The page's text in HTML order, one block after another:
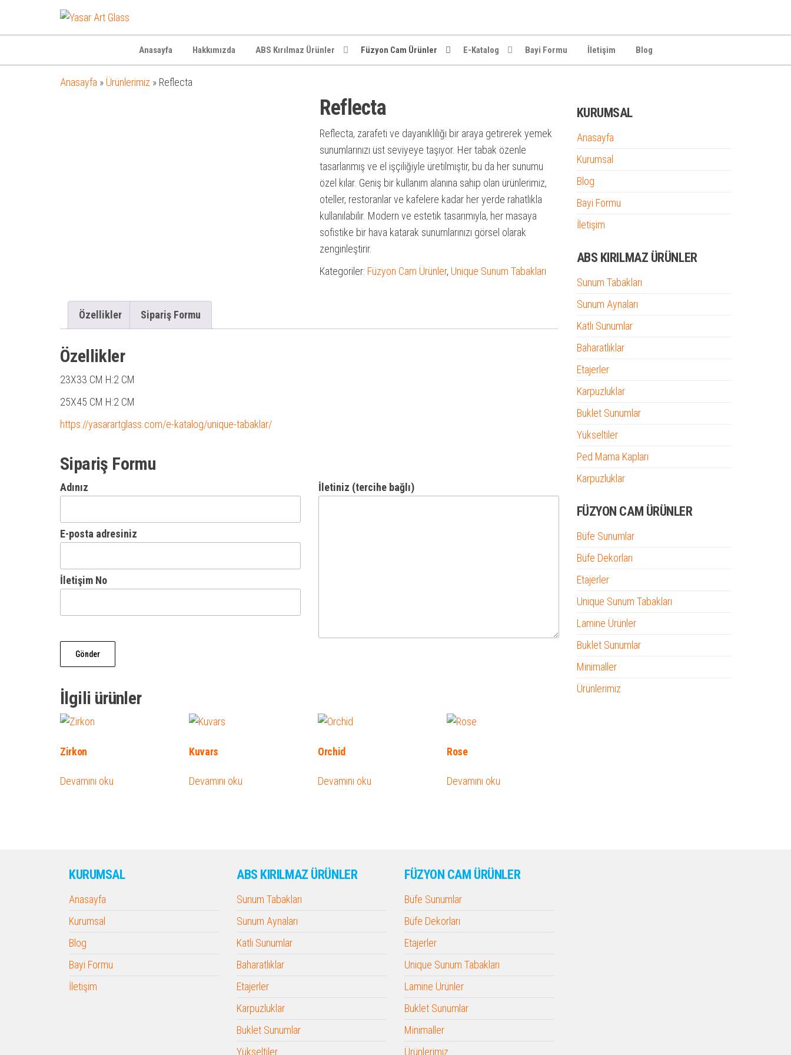
Art
Glass
Anasayfa Hakkımızda ABS Kırılmaz Ürünler Füzyon Cam Ürünler E-Katalog Bayi Formu İletişim Blog
Anasayfa » Ürünlerimiz » Reflecta
Reflecta
Reflecta, zarafeti ve dayanıklılığı bir araya getirerek yemek
sunumlarınızı üst seviyeye taşıyor. Her tabak özenle
tasarlanmış ve el işçiliğiyle üretilmiştir, bu da her sunumu
özel kılar. Geniş bir kullanım alanına sahip olan ürünlerimiz,
oteller, restoranlar ve kafelere kadar her yerde rahatlıkla
kullanılabilir. Modern ve estetik tasarımıyla, her masaya
sofistike bir hava katarak sunumlarınızı görsel olarak
zenginleştirir.
Kategoriler: Füzyon Cam Ürünler, Unique Sunum Tabakları
Özellikler Sipariş Formu
Özellikler
23X33 CM H:2 CM
25X45 CM H:2 CM
https://yasarartglass.com/e-katalog/unique-tabaklar/
Sipariş Formu
Adınız
E-posta adresiniz
İletişim No
İletiniz (tercihe bağlı)
İlgili ürünler
Zirkon
Devamını oku
Kuvars
Devamını oku
Orchid
Devamını oku
Rose
Devamını oku
KURUMSAL
Anasayfa
Kurumsal
Blog
Bayi Formu
İletişim
ABS KIRILMAZ ÜRÜNLER
Sunum Tabakları
Sunum Aynaları
Katlı Sunumlar
Baharatlıklar
Etajerler
Karpuzluklar
Buklet Sunumlar
Yükseltiler
Ped Mama Kapları
Karpuzluklar
FÜZYON CAM ÜRÜNLER
Büfe Sunumlar
Büfe Dekorları
Etajerler
Unique Sunum Tabakları
Lamine Ürünler
Buklet Sunumlar
Minimaller
Ürünlerimiz
KURUMSAL
Anasayfa
Kurumsal
Blog
Bayi Formu
İletişim
ABS KIRILMAZ ÜRÜNLER
Sunum Tabakları
Sunum Aynaları
Katlı Sunumlar
Baharatlıklar
Etajerler
Karpuzluklar
Buklet Sunumlar
Yükseltiler
FÜZYON CAM ÜRÜNLER
Büfe Sunumlar
Büfe Dekorları
Etajerler
Unique Sunum Tabakları
Lamine Ürünler
Buklet Sunumlar
Minimaller
Ürünlerimiz